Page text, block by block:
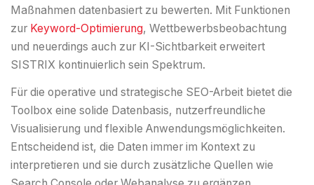
Maßnahmen datenbasiert zu bewerten. Mit Funktionen
zur Keyword-Optimierung, Wettbewerbsbeobachtung
und neuerdings auch zur KI-Sichtbarkeit erweitert
SISTRIX kontinuierlich sein Spektrum.
Für die operative und strategische SEO-Arbeit bietet die
Toolbox eine solide Datenbasis, nutzerfreundliche
Visualisierung und flexible Anwendungsmöglichkeiten.
Entscheidend ist, die Daten immer im Kontext zu
interpretieren und sie durch zusätzliche Quellen wie